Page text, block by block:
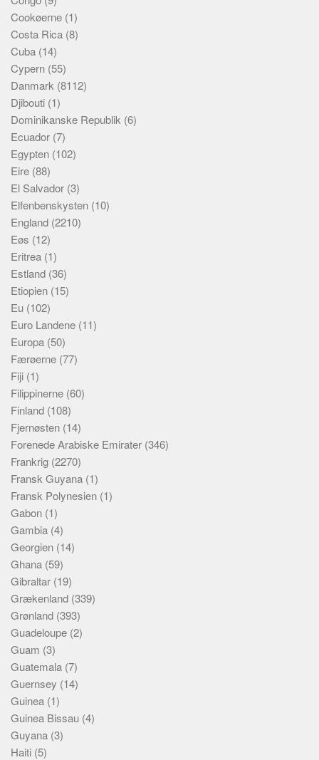
Cookøerne (1)
Costa Rica (8)
Cuba (14)
Cypern (55)
Danmark (8112)
Djibouti (1)
Dominikanske Republik (6)
Ecuador (7)
Egypten (102)
Eire (88)
El Salvador (3)
Elfenbenskysten (10)
England (2210)
Eøs (12)
Eritrea (1)
Estland (36)
Etiopien (15)
Eu (102)
Euro Landene (11)
Europa (50)
Færøerne (77)
Fiji (1)
Filippinerne (60)
Finland (108)
Fjernøsten (14)
Forenede Arabiske Emirater (346)
Frankrig (2270)
Fransk Guyana (1)
Fransk Polynesien (1)
Gabon (1)
Gambia (4)
Georgien (14)
Ghana (59)
Gibraltar (19)
Grækenland (339)
Grønland (393)
Guadeloupe (2)
Guam (3)
Guatemala (7)
Guernsey (14)
Guinea (1)
Guinea Bissau (4)
Guyana (3)
Haiti (5)